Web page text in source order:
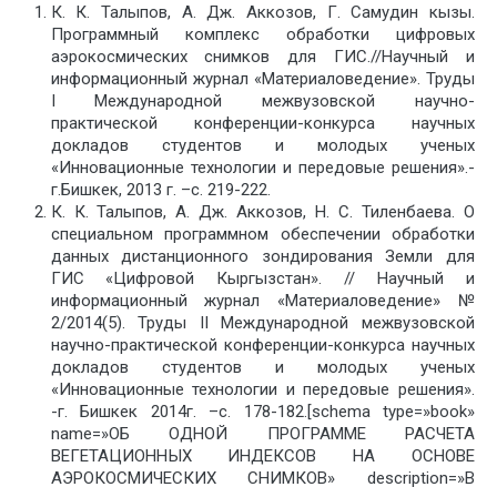
К. К. Талыпов, А. Дж. Аккозов, Г. Самудин кызы.
Программный комплекс обработки цифровых
аэрокосмических снимков для ГИС.//Научный и
информационный журнал «Материаловедение». Труды
I Международной межвузовской научно-
практической конференции-конкурса научных
докладов студентов и молодых ученых
«Инновационные технологии и передовые решения».-
г.Бишкек, 2013 г. –с. 219-222.
К. К. Талыпов, А. Дж. Аккозов, Н. С. Тиленбаева. О
специальном программном обеспечении обработки
данных дистанционного зондирования Земли для
ГИС «Цифровой Кыргызстан». // Научный и
информационный журнал «Материаловедение» №
2/2014(5). Труды II Международной межвузовской
научно-практической конференции-конкурса научных
докладов студентов и молодых ученых
«Инновационные технологии и передовые решения».
-г. Бишкек 2014г. –с. 178-182.[schema type=»book»
name=»ОБ ОДНОЙ ПРОГРАММЕ РАСЧЕТА
ВЕГЕТАЦИОННЫХ ИНДЕКСОВ НА ОСНОВЕ
АЭРОКОСМИЧЕСКИХ СНИМКОВ» description=»В